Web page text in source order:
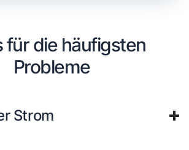
für die häufigsten
Probleme
Strom